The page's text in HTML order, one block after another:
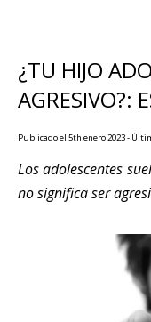
¿TU HIJO
AGRESIVO?:
Publicado el 5th enero 2023 -
Los adolescentes
no significa ser